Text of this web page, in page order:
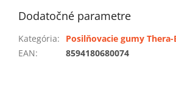
Dodatočné parametre
Kategória:
Posilňovacie gumy Thera-
EAN: 8594180680074